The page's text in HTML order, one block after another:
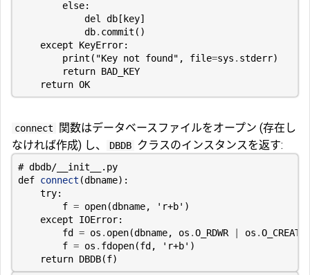
else:
del
db [ key]
db. commit ()
except
KeyError:
print ( "Key not found" , file=sys . stderr)
return BAD_KEY
return OK
connect
関数はデータベースファイルをオープン (存在し
なければ作成) し、
DBDB クラスのインスタンスを返す:
# dbdb/__init__.py
def connect (dbname):
try:
f = open(dbname, 'r+b' )
except
IOError:
fd
= os . open(dbname, os .O_RDWR os .O_CREAT
f = os . fdopen(fd , 'r+b' )
return DBDB(f)